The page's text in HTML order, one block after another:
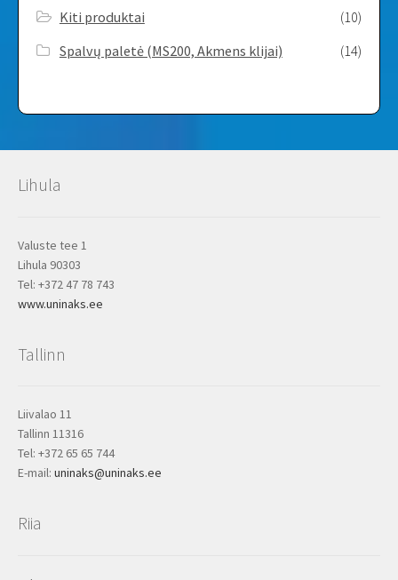
Kiti produktai
(10)
Spalvų paletė (MS200, Akmens klijai)
(14)
Lihula
Valuste tee 1
Lihula 90303
Tel: +372 47 78 743
www.uninaks.ee
Tallinn
Liivalao 11
Tallinn 11316
Tel: +372 65 65 744
E-mail: uninaks@uninaks.ee
Riia